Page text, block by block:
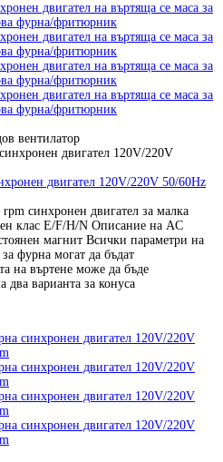
двигател на въртяща се маса за
фурна/фритюрник
двигател на въртяща се маса за
фурна/фритюрник
двигател на въртяща се маса за
фурна/фритюрник
двигател на въртяща се маса за
фурна/фритюрник
двигател 120V/220V 50/60Hz
синхронен двигател за малка
клас E/F/H/N Описание на AC
магнит Всички параметри на
фурна могат да бъдат
на въртене може да бъде
варианта за конуса
синхронен двигател 120V/220V
синхронен двигател 120V/220V
синхронен двигател 120V/220V
синхронен двигател 120V/220V